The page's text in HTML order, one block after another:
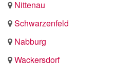
Nittenau
Schwarzenfeld
Nabburg
Wackersdorf